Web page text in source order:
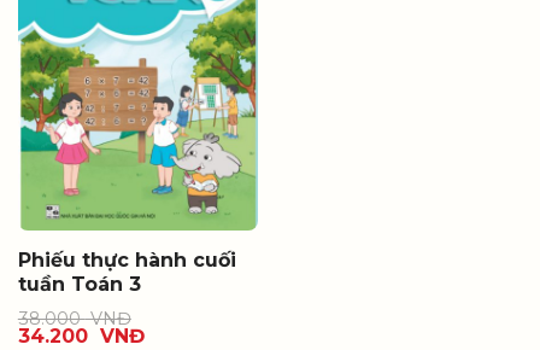
Phiếu thực hành cuối
tuần Toán 3
38.000VNĐ
34.200 VNĐ